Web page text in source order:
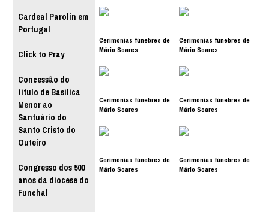
Cardeal Parolin em
Portugal
Click to Pray
Concessão do
título de Basílica
Menor ao
Santuário do
Santo Cristo do
Outeiro
Congresso dos 500
anos da diocese do
Funchal
Cerimónias fúnebres de
Mário Soares
Cerimónias fúnebres de
Mário Soares
Cerimónias fúnebres de
Mário Soares
Cerimónias fúnebres de
Mário Soares
Cerimónias fúnebres de
Mário Soares
Cerimónias fúnebres de
Mário Soares